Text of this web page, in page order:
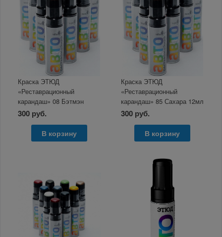
Краска ЭТЮД
«Реставрационный
карандаш» 08 Бэтмэн
металлик 12мл
300 руб.
В корзину
Краска ЭТЮД
«Реставрационный
карандаш» 85 Сахара 12мл
300 руб.
В корзину